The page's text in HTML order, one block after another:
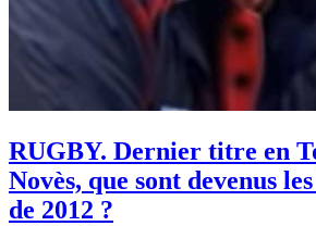
RUGBY. Dernier titre en
Novès, que sont devenus
de 2012 ?